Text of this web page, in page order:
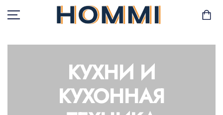
САД И БАЛКОН
КУХНИ И
КУХОННАЯ